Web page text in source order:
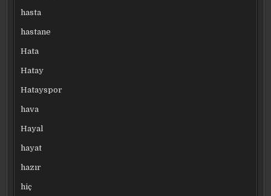
hasta
hastane
Hata
Hatay
Hatayspor
hava
Hayal
hayat
hazır
hiç